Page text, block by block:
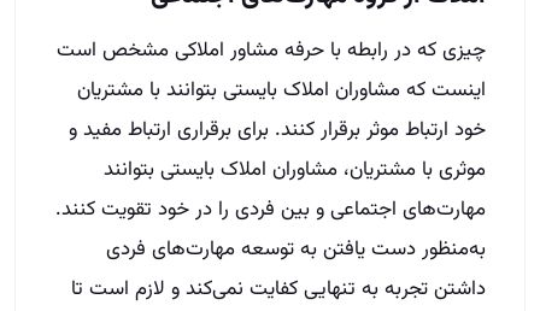
چیزی که در رابطه با حرفه مشاور املاکی مشخص است
اینست که مشاوران املاک بایستی بتوانند با مشتریان
خود ارتباط موثر برقرار کنند. برای برقراری ارتباط مفید و
موثری با مشتریان، مشاوران املاک بایستی بتوانند
مهارت‌های اجتماعی و بین فردی را در خود تقویت کنند.
به‌منظور دست یافتن به توسعه مهارت‌های فردی
داشتن تجربه به تنهایی کفایت نمی‌کند و لازم است تا